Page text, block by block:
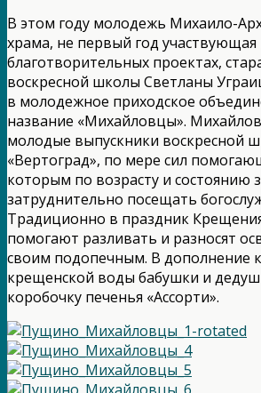
В этом году молодежь Михаило-
храма, не первый год участвующая
благотворительных проектах,
воскресной школы Светланы
в молодежное приходское
название «Михайловцы».
молодые выпускники воскресной
«Вертоград», по мере сил
которым по возрасту и состоянию
затруднительно посещать
Традиционно в праздник
помогают разливать и разносят
своим подопечным. В дополнение
крещенской воды бабушки и
коробочку печенья «Ассорти».